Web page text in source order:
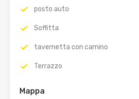
posto auto
Soffitta
tavernetta con camino
Terrazzo
Mappa